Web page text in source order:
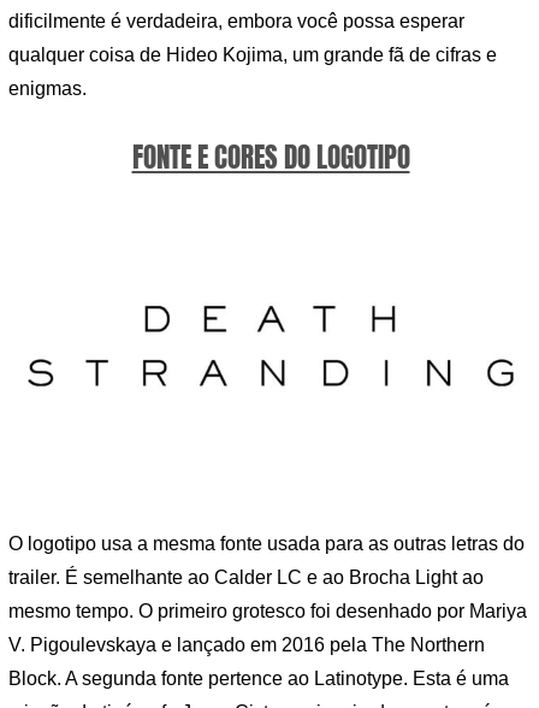
dificilmente é verdadeira, embora você possa esperar
qualquer coisa de Hideo Kojima, um grande fã de cifras e
enigmas.
FONTE E CORES DO LOGOTIPO
O logotipo usa a mesma fonte usada para as outras letras do
trailer. É semelhante ao Calder LC e ao Brocha Light ao
mesmo tempo. O primeiro grotesco foi desenhado por Mariya
V. Pigoulevskaya e lançado em 2016 pela The Northern
Block. A segunda fonte pertence ao Latinotype. Esta é uma